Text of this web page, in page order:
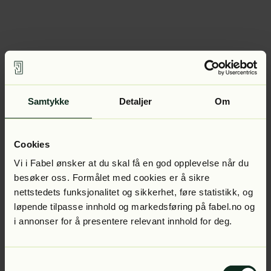
Samtykke Detaljer Om
Cookies
Vi i Fabel ønsker at du skal få en god opplevelse når du
besøker oss. Formålet med cookies er å sikre
nettstedets funksjonalitet og sikkerhet, føre statistikk, og
løpende tilpasse innhold og markedsføring på fabel.no og
i annonser for å presentere relevant innhold for deg.